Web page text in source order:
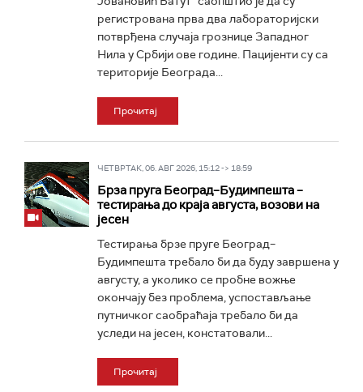
регистрована прва два лабораторијски
потврђена случаја грознице Западног
Нила у Србији ове године. Пацијенти су са
територије Београда...
Прочитај
ЧЕТВРТАК, 06. АВГ 2026, 15:12 -> 18:59
Брза пруга Београд–Будимпешта –
тестирања до краја августа, возови на
јесен
Тестирања брзе пруге Београд–
Будимпешта требало би да буду завршена у
августу, а уколико се пробне вожње
окончају без проблема, успостављање
путничког саобраћаја требало би да
уследи на јесен, констатовали...
Прочитај